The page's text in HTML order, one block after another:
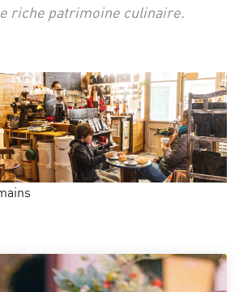
riche patrimoine culinaire.